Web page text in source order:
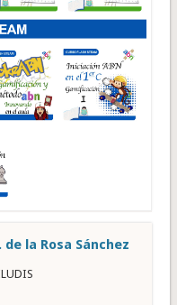
de la Rosa Sánchez